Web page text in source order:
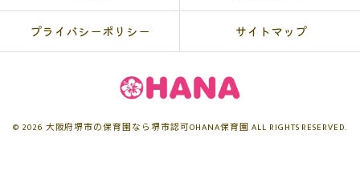
プライバシーポリシー サイトマップ
© 2026 大阪府堺市の保育園なら堺市認可OHANA保育園 ALL RIGHTS RESERVED.